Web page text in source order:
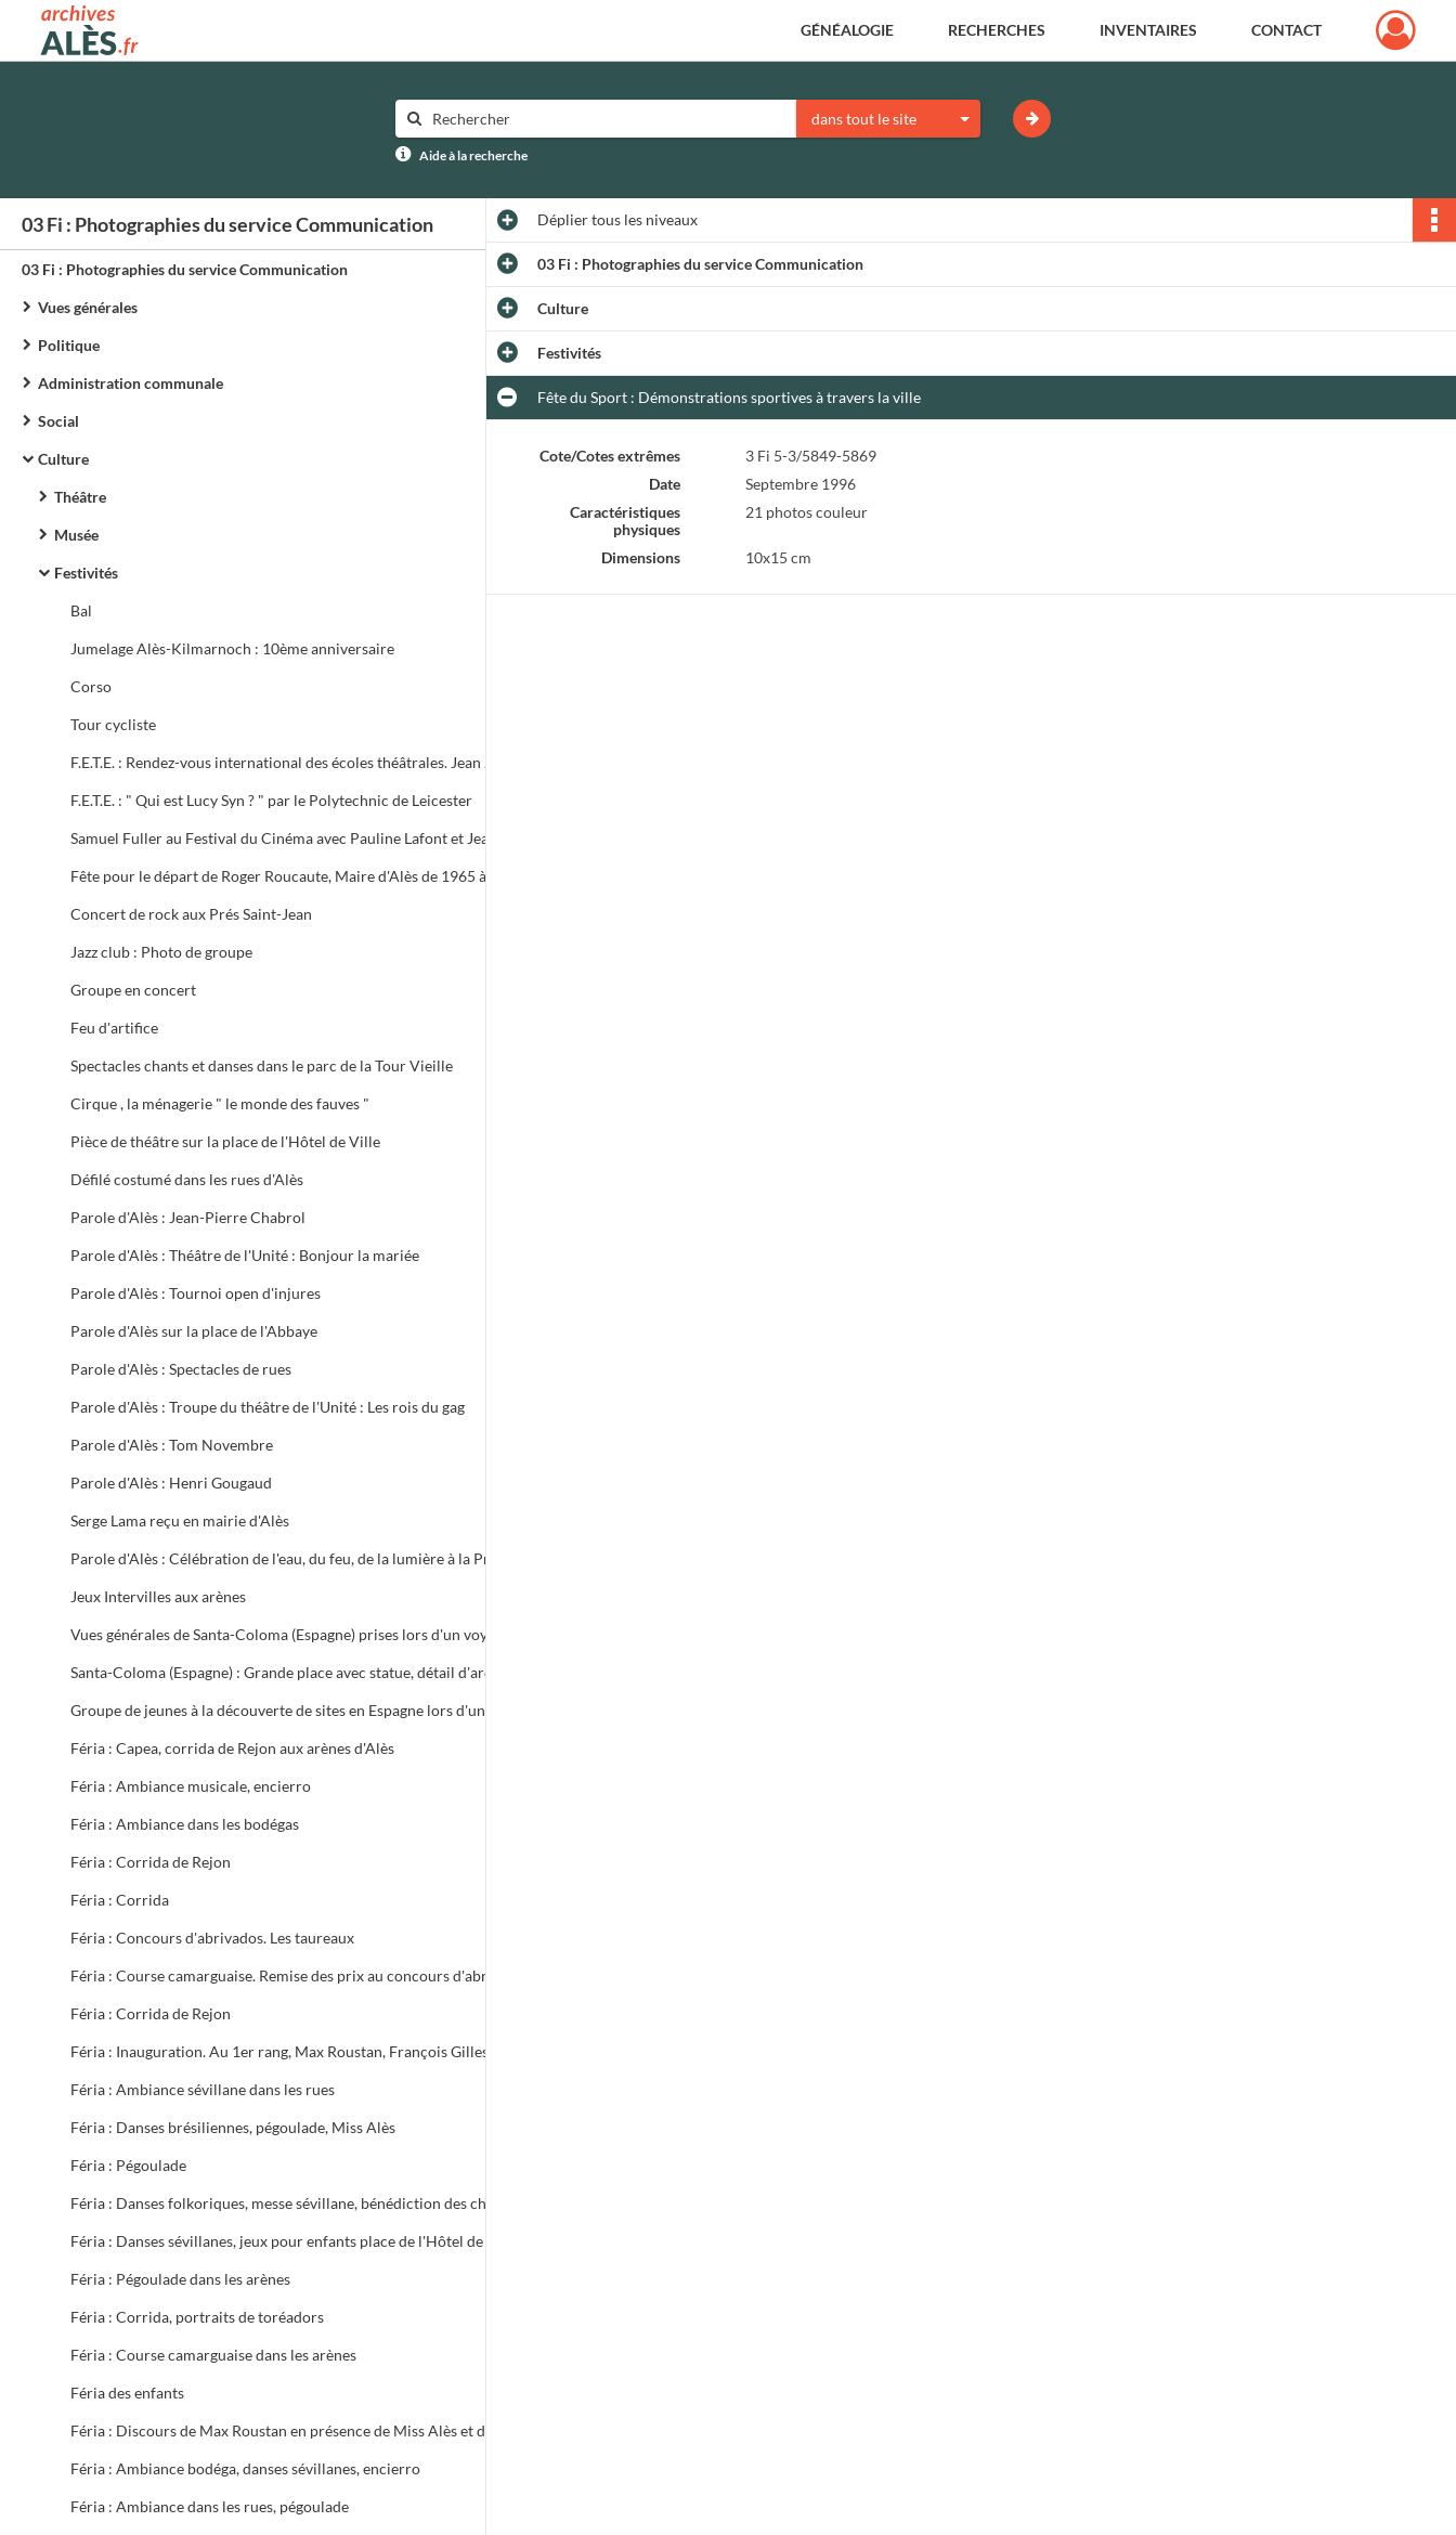
Archives municipales d'Alès GÉNÉALOGIE RECHERCHES INVENTAIRES CONTACT
dans tout le site
Aide à la recherche
03 Fi : Photographies du service Communication
03 Fi : Photographies du service Communication
Vues générales
Politique
Administration communale
Social
Culture
Théâtre
Musée
Festivités
Bal
Jumelage Alès-Kilmarnoch : 10ème anniversaire
Corso
Tour cycliste
F.E.T.E. : Rendez-vous international des écoles théâtrales. Jean Dolezon, Adjoint au Maire avec les organisateurs
F.E.T.E. : " Qui est Lucy Syn ? " par le Polytechnic de Leicester
Concert de rock aux Prés Saint-Jean
Jazz club : Photo de groupe
Groupe en concert
Feu d'artifice
Spectacles chants et danses dans le parc de la Tour Vieille
Cirque , la ménagerie " le monde des fauves "
Pièce de théâtre sur la place de l'Hôtel de Ville
Défilé costumé dans les rues d'Alès
Parole d'Alès : Jean-Pierre Chabrol
Parole d'Alès : Théâtre de l'Unité : Bonjour la mariée
Parole d'Alès : Tournoi open d'injures
Parole d'Alès sur la place de l'Abbaye
Parole d'Alès : Spectacles de rues
Parole d'Alès : Troupe du théâtre de l'Unité : Les rois du gag
Parole d'Alès : Tom Novembre
Parole d'Alès : Henri Gougaud
Serge Lama reçu en mairie d'Alès
Jeux Intervilles aux arènes
Féria : Capea, corrida de Rejon aux arènes d'Alès
Féria : Ambiance musicale, encierro
Féria : Ambiance dans les bodégas
Féria : Corrida de Rejon
Féria : Corrida
Féria : Concours d'abrivados. Les taureaux
Féria : Corrida de Rejon
Féria : Ambiance sévillane dans les rues
Féria : Danses brésiliennes, pégoulade, Miss Alès
Féria : Pégoulade
Féria : Pégoulade dans les arènes
Féria : Corrida, portraits de toréadors
Féria : Course camarguaise dans les arènes
Féria des enfants
Féria : Ambiance bodéga, danses sévillanes, encierro
Féria : Ambiance dans les rues, pégoulade
Dépliertous les niveaux
03 Fi : Photographies du service Communication
Culture
Festivités
Fête du Sport : Démonstrations sportives à travers la ville
Cote/Cotes extrêmes
3 Fi 5-3/5849-5869
Date
Septembre 1996
Caractéristiques
physiques
21 photos couleur
Dimensions 10x15 cm